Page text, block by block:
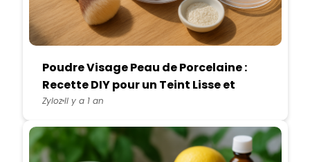
Poudre Visage Peau de Porcelaine :
Recette DIY pour un Teint Lisse et
Naturel
ZylozIl y a 1 an